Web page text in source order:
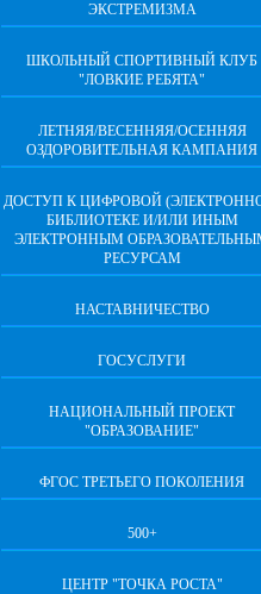
ЭКСТРЕМИЗМА
ШКОЛЬНЫЙ СПОРТИВНЫЙ КЛУБ
"ЛОВКИЕ РЕБЯТА"
ЛЕТНЯЯ/ВЕСЕННЯЯ/ОСЕННЯЯ
ОЗДОРОВИТЕЛЬНАЯ КАМПАНИЯ
ДОСТУП К ЦИФРОВОЙ
БИБЛИОТЕКЕ И/ИЛИ ИНЫМ
ЭЛЕКТРОННЫМ
РЕСУРСАМ
НАСТАВНИЧЕСТВО
ГОСУСЛУГИ
НАЦИОНАЛЬНЫЙ ПРОЕКТ
"ОБРАЗОВАНИЕ"
ФГОС ТРЕТЬЕГО ПОКОЛЕНИЯ
500+
ЦЕНТР "ТОЧКА РОСТА"